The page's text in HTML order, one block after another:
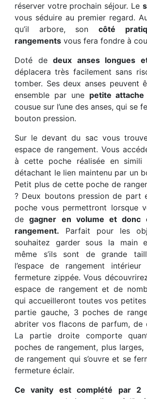
réserver votre prochain séjour. Le
vous séduire au premier regard.
qu’il arbore, son côté
rangements vous fera fondre à
Doté de deux anses longues
déplacera très facilement sans
tomber. Ses deux anses peuvent
ensemble par une petite
cousue sur l’une des anses, qui se
bouton pression.
Sur le devant du sac vous
espace de rangement. Vous
à cette poche réalisée en simili
détachant le lien maintenu par un
Petit plus de cette poche de
? Deux boutons pression de part
poche vous permettront lorsque
degagner en volume et donc
rangement. Parfait pour les
souhaitez garder sous la main
même s’ils sont de grande
l’espace de rangement
fermeture zippée. Vous
espace de rangement et de
qui accueilleront toutes vos
partie gauche, 3 poches de
abriter vos flacons de parfum, de
La partie droite comporte
poches de rangement, plus larges,
de rangement qui s’ouvre et se
fermeture éclair.
Ce vanity est complété par 2